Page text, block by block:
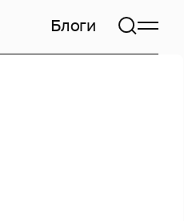
Блоги